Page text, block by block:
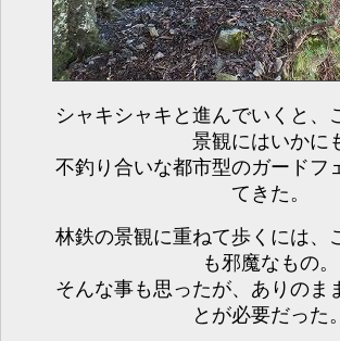
シャキシャキと進んでいくと、
景観にはいかに
不釣り合いな都市型のガードフ
てきた。
林鉄の景観に重ねて歩くには、
も邪魔なもの。
そんな事も思ったが、ありのま
とが必要だった。